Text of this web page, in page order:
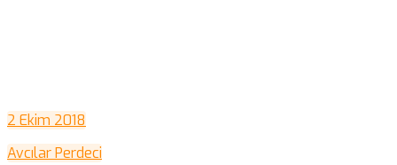
2 Ekim 2018
Avcılar Perdeci